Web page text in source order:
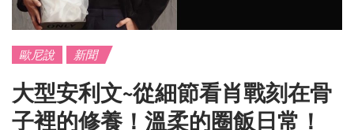
歐尼說 新聞
大型安利文~從細節看肖戰刻在骨
子裡的修養！溫柔的圈飯日常！